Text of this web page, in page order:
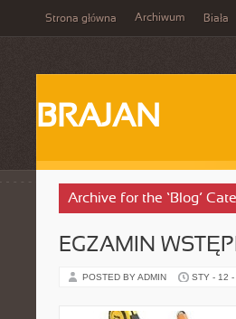
Strona główna Archiwum Biała
BRAJAN
Archive for the ‘Blog’
EGZAMIN
POSTED BY ADMIN STY - 12 -